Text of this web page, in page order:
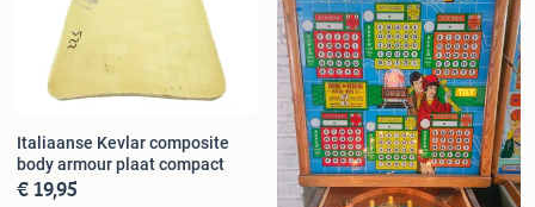
Italiaanse Kevlar composite
body armour plaat compact
€ 19,95